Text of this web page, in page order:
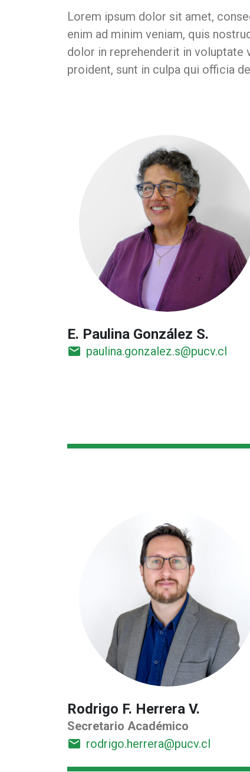
Lorem ipsum dolor sit amet,
enim ad minim veniam, quis
dolor in reprehenderit in voluptate
proident, sunt in culpa qui officia
E. Paulina González S.
email paulina.gonzalez.s@pucv.cl
Rodrigo F. Herrera V.
Secretario Académico
email rodrigo.herrera@pucv.cl